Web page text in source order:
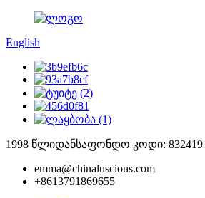
English
1998 წლიდანსაფონდო კოდი: 832419
emma@chinaluscious.com
+8613791869655